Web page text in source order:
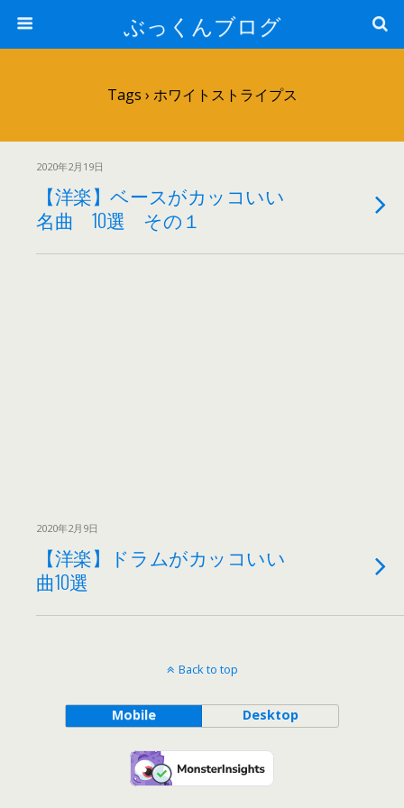
ぶっくんブログ
Tags › ホワイトストライプス
2020年2月19日
【洋楽】ベースがカッコいい
名曲 10選 その１
2020年2月9日
【洋楽】ドラムがカッコいい
曲10選
Back to top
Mobile Desktop